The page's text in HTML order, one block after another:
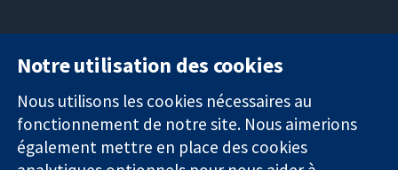
Des données
probantes.
Des décisions
11-13 Cavendish
Square
Londres
W1G0AN
Royaume-Uni
nous
Actualités
Service de
presse
Notre utilisation des cookies
Nous utilisons les cookies nécessaires au
fonctionnement de notre site. Nous aimerions
également mettre en place des cookies